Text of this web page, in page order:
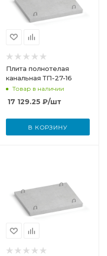
Плита полнотелая
канальная ТП-27-16
Товар в наличии
17 129.25₽/шт
В КОРЗИНУ